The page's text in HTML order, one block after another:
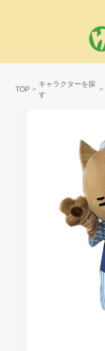
TOP
キャラクターを探
す